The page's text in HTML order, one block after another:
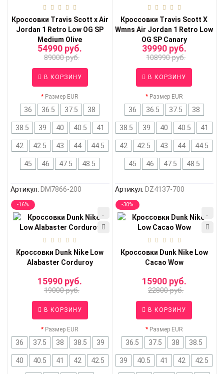
Кроссовки Travis Scott x Air
Jordan 1 Retro Low OG SP
Medium Olive
54990 руб.
89000 руб.
В КОРЗИНУ
Размер EUR
36 36.5 37.5 38
38.5 39 40 40.5 41
42 42.5 43 44 44.5
45 46 47.5 48.5
Артикул: DM7866-200
Кроссовки Travis Scott X
Wmns Air Jordan 1 Retro Low
OG SP Canary
39990 руб.
108990 руб.
В КОРЗИНУ
Размер EUR
36 36.5 37.5 38
38.5 39 40 40.5 41
42 42.5 43 44 44.5
45 46 47.5 48.5
Артикул: DZ4137-700
-16%
Кроссовки Dunk Nike Low
Alabaster Corduroy
15990 руб.
19000 руб.
В КОРЗИНУ
Размер EUR
36 37.5 38 38.5 39
40 40.5 41 42 42.5
-30%
Кроссовки Dunk Nike Low
Cacao Wow
15900 руб.
22800 руб.
В КОРЗИНУ
Размер EUR
36.5 37.5 38 38.5
39 40.5 41 42 42.5